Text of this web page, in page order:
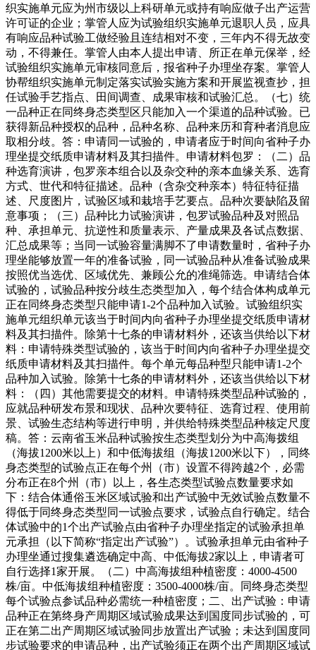
织实施单元应为州市级以上科研单元或持有响应做子出产运营
许可证的企业；掌管人应为试验组织实施单元退职人员，应具
有响应品种试验工做经验且连结相对不变，三年内不得无故变
动，不得兼任。掌管人由本人提出申请、所正在单元保举，经
试验组织实施单元审核同意后，报省种子办理坐存案。掌管人
协帮组织实施单元制定落实试验实施方案和开展监视查抄，担
任试验手艺指点、田间调查、成果审核和试验汇总。（七）统
一品种正在同终身态类型区只能加入一个渠道的品种试验。已
获得新品种授权的品种，品种名称、品种来历和育种者消息应
取相分歧。答：申请同一试验的，申请者应于时间向省种子办
理坐提交纸质申请材料及其扫描件。申请材料包罗：（二）品
种选育演讲，包罗亲本组合以及杂交种的亲本血缘关系、选育
方式、世代和特征描述。品种（含杂交种亲本）特征特征描
述、尺度图片，试验区域和栽培手艺要点。品种次要缺陷及留
意事项；（三）品种比力试验演讲，包罗试验品种及对照品
种、承担单元、抗逆性和质量表示、产量成果及各试点数据、
汇总成果等；当同一试验容量满脚不了申请数量时，省种子办
理坐能够放置一年的准备试验，同一试验品种从准备试验成果
按照优当选优、区域优先、兼顾公允的准绳筛选。申请结合体
试验的，试验品种按分歧生态类型加入，每个结合体构成单元
正在同终身态类型只能申请1-2个品种加入试验。试验组织实
施单元组织单元该当于时间内向省种子办理坐提交纸质申请材
料及其扫描件。除第十七条的申请材料外，还该当供给以下材
料：申请特殊类型试验的，该当于时间内向省种子办理坐提交
纸质申请材料及其扫描件。每个单元每品种型只能申请1-2个
品种加入试验。除第十七条的申请材料外，还该当供给以下材
料：（四）其他需要提交的材料。申请特殊类型品种试验的，
应就品种研发布景和现状、品种次要特征、选育过程、使用前
景、试验生态结构等进行申明，并供给特殊类型品种核定尺度
稿。答：云南省玉米品种试验按生态类型划分为中高海拨组
（海拔1200米以上）和中低海拔组（海拔1200米以下），同终
身态类型的试验点正在每个州（市）设置不得跨越2个，必需
分布正在8个州（市）以上，各生态类型试验点数量要求如
下：结合体通俗玉米区域试验和出产试验中无效试验点数量不
得低于同终身态类型同一试验点要求，试验点自行确定。结合
体试验中的1个出产试验点由省种子办理坐指定的试验承担单
元承担（以下简称“指定出产试验”）。试验承担单元由省种子
办理坐通过搜集遴选确定中高、中低海拔2家以上，申请者可
自行选择1家开展。（二）中高海拔组种植密度：4000-4500
株/亩。中低海拔组种植密度：3500-4000株/亩。同终身态类型
每个试验点参试品种必需统一种植密度；二、出产试验：申请
品种正在第终身产周期区域试验成果达到国度同步试验的，可
正在第二出产周期区域试验同步放置出产试验；未达到国度同
步试验要求的申请品种，出产试验须正在两个出产周期区域试